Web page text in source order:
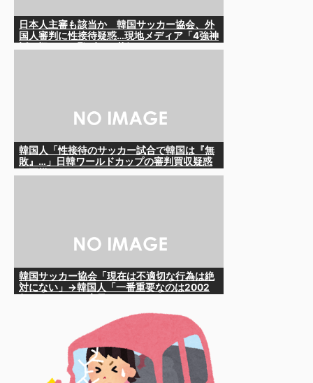
日本人主審も該当か 韓国サッカー協会、外
国人審判に性接待疑惑…現地メディア「4強神
韓国人「性接待のサッカー試合で韓国は『無
敗』…」日韓ワールドカップの審判買収疑惑
韓国サッカー協会「現在は不適切な行為は絶
対にない」→韓国人「一番重要なのは2002